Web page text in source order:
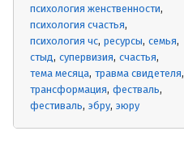
психология женственности
психология счастья
психология чс ресурсы семья
стыд супервизия счастья
тема месяца травма свидетеля
трансформация фестваль
фестиваль эбру эюру